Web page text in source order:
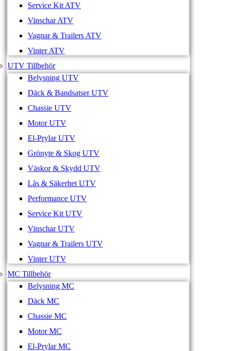
Service Kit ATV
Vinschar ATV
Vagnar & Trailers ATV
Vinter ATV
UTV Tillbehör
Belysning UTV
Däck & Bandsatser UTV
Chassie UTV
Motor UTV
El-Prylar UTV
Grönyte & Skog UTV
Väskor & Skydd UTV
Lås & Säkerhet UTV
Performance UTV
Service Kit UTV
Vinschar UTV
Vagnar & Trailers UTV
Vinter UTV
MC Tillbehör
Belysning MC
Däck MC
Chassie MC
Motor MC
El-Prylar MC